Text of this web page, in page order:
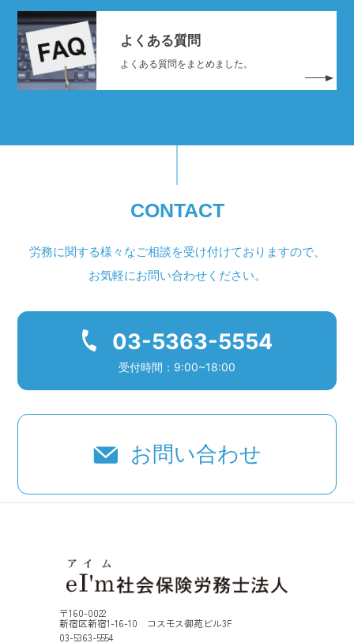
よくある質問
よくある質問をまとめました。
CONTACT
労務に関する様々なご相談を受け付けておりますので、
お気軽にお問い合わせください。
03-5363-5554
受付時間：9:00~18:00
お問い合わせ
〒160-0022
新宿区新宿1-16-10 コスモス御苑ビル3F
03-5363-5554